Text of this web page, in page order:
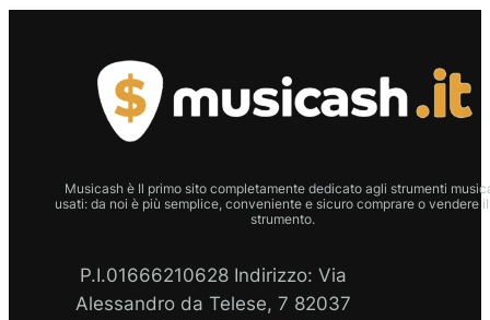
Musicash è Il primo sito completamente dedicato agli strumenti
usati: da noi è più semplice, conveniente e sicuro comprare o vendere
strumento.
P.I.01666210628 Indirizzo: Via
Alessandro da Telese, 7 82037